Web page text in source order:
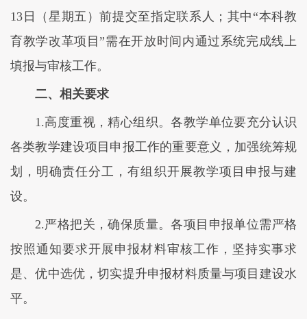
13日（星期五）前提交至指定联系人；其中“本科教
育教学改革项目”需在开放时间内通过系统完成线上
填报与审核工作。
二、相关要求
1.高度重视，精心组织。各教学单位要充分认识
各类教学建设项目申报工作的重要意义，加强统筹规
划，明确责任分工，有组织开展教学项目申报与建
设。
2.严格把关，确保质量。各项目申报单位需严格
按照通知要求开展申报材料审核工作，坚持实事求
是、优中选优，切实提升申报材料质量与项目建设水
平。